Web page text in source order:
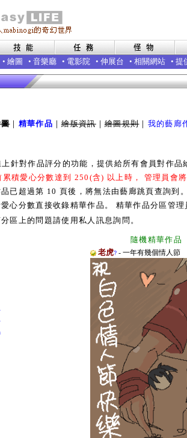
• 繪圖 • 音樂廳 • 電影院 • 伸展台 • 相關網站 • 提
｜ 精華作品 ｜繪版資訊｜繪圖規則｜ 我的藝廊
針對作品評分的功能，提供給所有會員對作
積愛心分數達到 250(含) 以上時， 管理員會
已超過第 10 頁後，將無法由藝廊跳頁查詢到
心分數直接收錄精華作品。 精華作品分區管
區上的問題請使用私人訊息詢問。
分類 隨機精華作品
老虎? - 一年有幾個情人節